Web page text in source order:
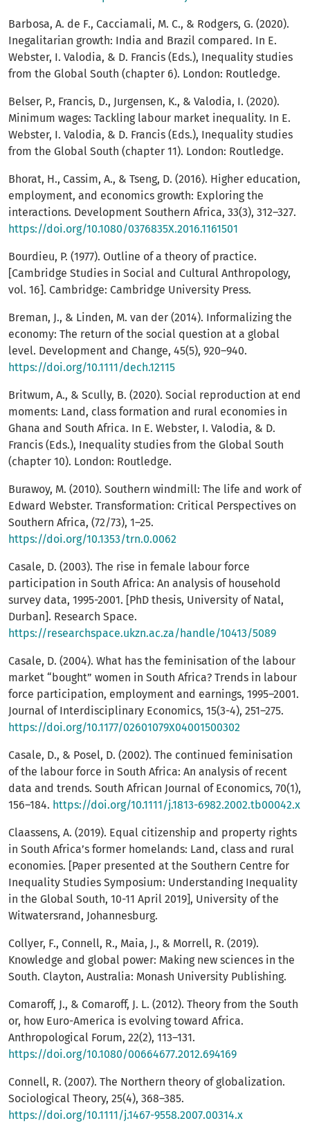
Barbosa, A. de F., Cacciamali, M. C., & Rodgers, G. (2020).
Inegalitarian growth: India and Brazil compared. In E.
Webster, I. Valodia, & D. Francis (Eds.), Inequality studies
from the Global South (chapter 6). London: Routledge.
Belser, P., Francis, D., Jurgensen, K., & Valodia, I. (2020).
Minimum wages: Tackling labour market inequality. In E.
Webster, I. Valodia, & D. Francis (Eds.), Inequality studies
from the Global South (chapter 11). London: Routledge.
Bhorat, H., Cassim, A., & Tseng, D. (2016). Higher education,
employment, and economics growth: Exploring the
interactions. Development Southern Africa, 33(3), 312–327.
https://doi.org/10.1080/0376835X.2016.1161501
Bourdieu, P. (1977). Outline of a theory of practice.
[Cambridge Studies in Social and Cultural Anthropology,
vol. 16]. Cambridge: Cambridge University Press.
Breman, J., & Linden, M. van der (2014). Informalizing the
economy: The return of the social question at a global
level. Development and Change, 45(5), 920–940.
https://doi.org/10.1111/dech.12115
Britwum, A., & Scully, B. (2020). Social reproduction at end
moments: Land, class formation and rural economies in
Ghana and South Africa. In E. Webster, I. Valodia, & D.
Francis (Eds.), Inequality studies from the Global South
(chapter 10). London: Routledge.
Burawoy, M. (2010). Southern windmill: The life and work of
Edward Webster. Transformation: Critical Perspectives on
Southern Africa, (72/73), 1–25.
https://doi.org/10.1353/trn.0.0062
Casale, D. (2003). The rise in female labour force
participation in South Africa: An analysis of household
survey data, 1995-2001. [PhD thesis, University of Natal,
Durban]. Research Space.
https://researchspace.ukzn.ac.za/handle/10413/5089
Casale, D. (2004). What has the feminisation of the labour
market “bought” women in South Africa? Trends in labour
force participation, employment and earnings, 1995–2001.
Journal of Interdisciplinary Economics, 15(3-4), 251–275.
https://doi.org/10.1177/02601079X04001500302
Casale, D., & Posel, D. (2002). The continued feminisation
of the labour force in South Africa: An analysis of recent
data and trends. South African Journal of Economics, 70(1),
156–184. https://doi.org/10.1111/j.1813-6982.2002.tb00042.x
Claassens, A. (2019). Equal citizenship and property rights
in South Africa’s former homelands: Land, class and rural
economies. [Paper presented at the Southern Centre for
Inequality Studies Symposium: Understanding Inequality
in the Global South, 10-11 April 2019], University of the
Witwatersrand, Johannesburg.
Collyer, F., Connell, R., Maia, J., & Morrell, R. (2019).
Knowledge and global power: Making new sciences in the
South. Clayton, Australia: Monash University Publishing.
Comaroff, J., & Comaroff, J. L. (2012). Theory from the South
or, how Euro-America is evolving toward Africa.
Anthropological Forum, 22(2), 113–131.
https://doi.org/10.1080/00664677.2012.694169
Connell, R. (2007). The Northern theory of globalization.
Sociological Theory, 25(4), 368–385.
https://doi.org/10.1111/j.1467-9558.2007.00314.x